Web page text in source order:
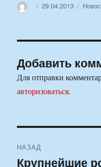
АвторОпубликовано
29.04.2013
Добавить
Для отправки
авторизоваться.
по
НАЗАД
Предыдущая
Крупнейшие